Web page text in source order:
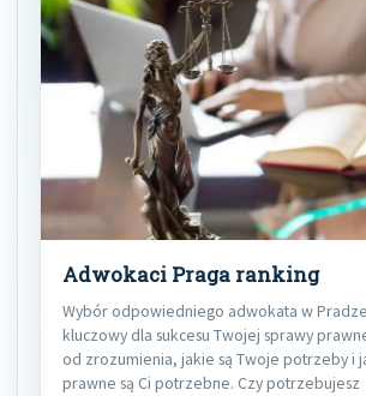
Adwokaci Praga ranking
Wybór odpowiedniego adwokata w
kluczowy dla sukcesu Twojej sprawy
od zrozumienia, jakie są Twoje potrzeby i
prawne są Ci potrzebne. Czy potrzebujesz